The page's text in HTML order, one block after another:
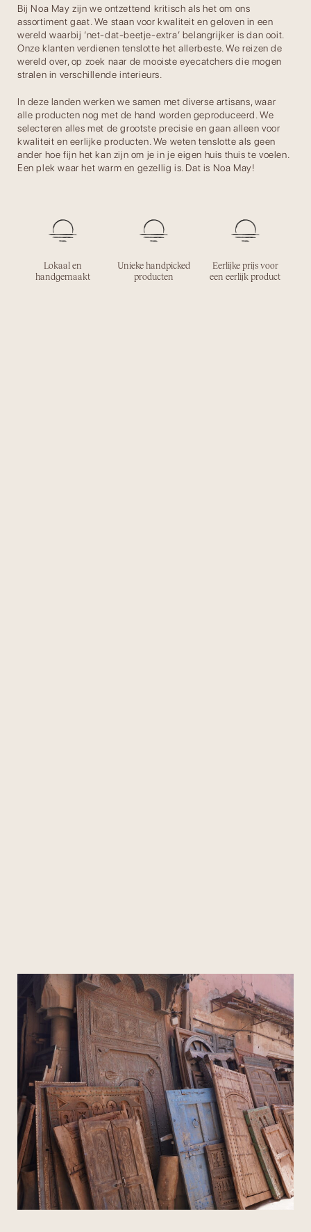
Bij Noa May zijn we ontzettend kritisch als het om ons
assortiment gaat. We staan voor kwaliteit en geloven in een
wereld waarbij ‘net-dat-beetje-extra’ belangrijker is dan ooit.
Onze klanten verdienen tenslotte het allerbeste. We reizen de
wereld over, op zoek naar de mooiste eyecatchers die mogen
stralen in verschillende interieurs.
In deze landen werken we samen met diverse artisans, waar
alle producten nog met de hand worden geproduceerd. We
selecteren alles met de grootste precisie en gaan alleen voor
kwaliteit en eerlijke producten. We weten tenslotte als geen
ander hoe fijn het kan zijn om je in je eigen huis thuis te voelen.
Een plek waar het warm en gezellig is. Dat is Noa May!
Lokaal en
handgemaakt
Unieke handpicked
producten
Eerlijke prijs voor
een eerlijk product